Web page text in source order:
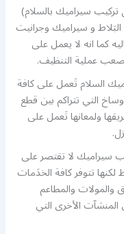
سيراميك بالسلام)
و سيراميك وجرانيت
كما انه لا يعمل على
عملية التنظيف.
السلام تَعمل على كافة
التي تتراكم بين قطع
ولمعانها تَعمل على
سيراميك لا تقتصر على
تتوفر كافة الخدَمات
والمولات والمطاعم
المنشآت الأخرى التي